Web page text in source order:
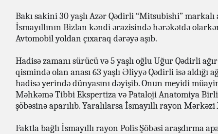
Bakı sakini 30 yaşlı Azər Qədirli “Mitsubishi”
İsmayıllının Bizlan kəndi ərazisində hərəkətdə
Avtomobil yoldan çıxaraq dərəyə aşıb.
Hadisə zamanı sürücü və 5 yaşlı oğlu Uğur Qədirli
qismində olan anası 63 yaşlı Əliyyə Qədirli isə aldığı
hadisə yerində dünyasını dəyişib. Onun meyidi
Məhkəmə Tibbi Ekspertiza və Pataloji Anatomiya
şöbəsinə aparılıb. Yaralılarsa İsmayıllı rayon Mərkəzi
Faktla bağlı İsmayıllı rayon Polis Şöbəsi araşdırma